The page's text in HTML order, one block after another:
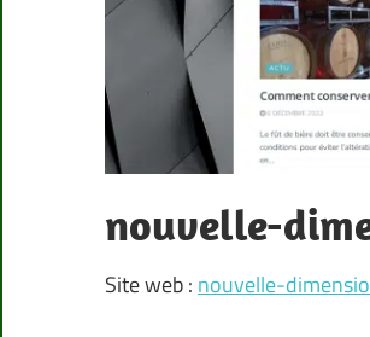
nouvelle-
Site web : nouvelle-